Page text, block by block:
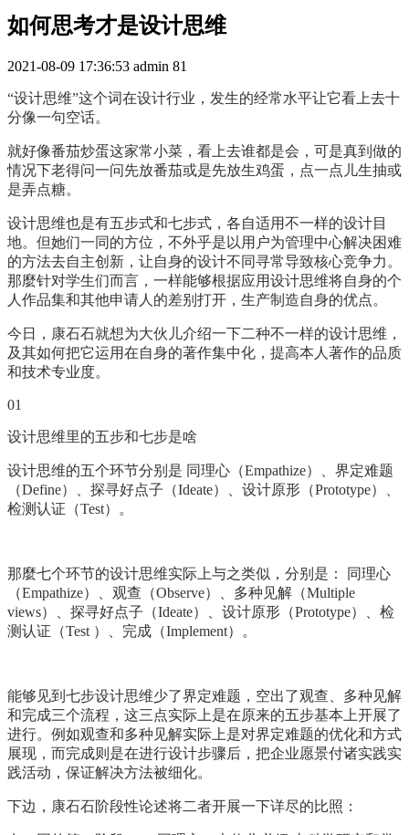
如何思考才是设计思维
2021-08-09 17:36:53 admin 81
“设计思维”这个词在设计行业，发生的经常水平让它看上去十
分像一句空话。
就好像番茄炒蛋这家常小菜，看上去谁都是会，可是真到做的
情况下老得问一问先放番茄或是先放生鸡蛋，点一点儿生抽或
是弄点糖。
设计思维也是有五步式和七步式，各自适用不一样的设计目
地。但她们一同的方位，不外乎是以用户为管理中心解决困难
的方法去自主创新，让自身的设计不同寻常导致核心竞争力。
那麼针对学生们而言，一样能够根据应用设计思维将自身的个
人作品集和其他申请人的差别打开，生产制造自身的优点。
今日，康石石就想为大伙儿介绍一下二种不一样的设计思维，
及其如何把它运用在自身的著作集中化，提高本人著作的品质
和技术专业度。
01
设计思维里的五步和七步是啥
设计思维的五个环节分别是 同理心（Empathize）、界定难题
（Define）、探寻好点子（Ideate）、设计原形（Prototype）、
检测认证（Test）。
那麼七个环节的设计思维实际上与之类似，分别是： 同理心
（Empathize）、观查（Observe）、多种见解（Multiple
views）、探寻好点子（Ideate）、设计原形（Prototype）、检
测认证（Test ）、完成（Implement）。
能够见到七步设计思维少了界定难题，空出了观查、多种见解
和完成三个流程，这三点实际上是在原来的五步基本上开展了
进行。例如观查和多种见解实际上是对界定难题的优化和方式
展现，而完成则是在进行设计步骤后，把企业愿景付诸实践实
践活动，保证解决方法被细化。
下边，康石石阶段性论述将二者开展一下详尽的比照：